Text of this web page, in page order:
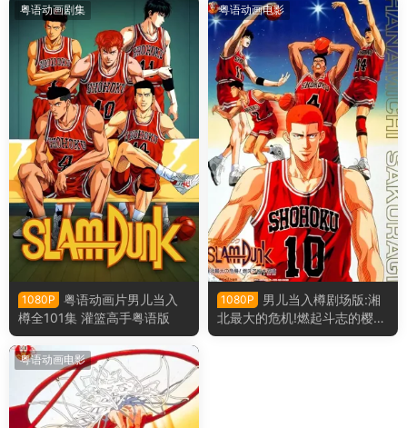
粤语动画剧集
1080P
粤语动画片男儿当入
樽全101集 灌篮高手粤语版
粤语动画电影
1080P
男儿当入樽剧场版:湘
北最大的危机!燃起斗志的樱木
花道 灌篮高手剧场版:湘北最
粤语动画电影